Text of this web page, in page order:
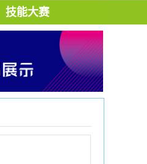
技能大赛